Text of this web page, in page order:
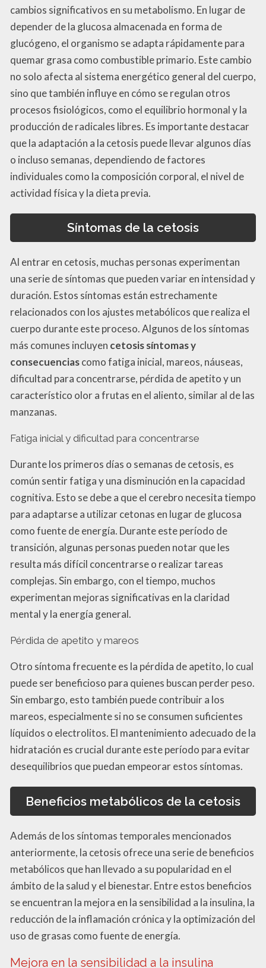
cambios significativos en su metabolismo. En lugar de
depender de la glucosa almacenada en forma de
glucógeno, el organismo se adapta rápidamente para
quemar grasa como combustible primario. Este cambio
no solo afecta al sistema energético general del cuerpo,
sino que también influye en cómo se regulan otros
procesos fisiológicos, como el equilibrio hormonal y la
producción de radicales libres. Es importante destacar
que la adaptación a la cetosis puede llevar algunos días
o incluso semanas, dependiendo de factores
individuales como la composición corporal, el nivel de
actividad física y la dieta previa.
Síntomas de la cetosis
Al entrar en cetosis, muchas personas experimentan
una serie de síntomas que pueden variar en intensidad y
duración. Estos síntomas están estrechamente
relacionados con los ajustes metabólicos que realiza el
cuerpo durante este proceso. Algunos de los síntomas
más comunes incluyen cetosis síntomas y
consecuenciascomo fatiga inicial, mareos, náuseas,
dificultad para concentrarse, pérdida de apetito y un
característico olor a frutas en el aliento, similar al de las
manzanas.
Fatiga inicial y dificultad para concentrarse
Durante los primeros días o semanas de cetosis, es
común sentir fatiga y una disminución en la capacidad
cognitiva. Esto se debe a que el cerebro necesita tiempo
para adaptarse a utilizar cetonas en lugar de glucosa
como fuente de energía. Durante este período de
transición, algunas personas pueden notar que les
resulta más difícil concentrarse o realizar tareas
complejas. Sin embargo, con el tiempo, muchos
experimentan mejoras significativas en la claridad
mental y la energía general.
Pérdida de apetito y mareos
Otro síntoma frecuente es la pérdida de apetito, lo cual
puede ser beneficioso para quienes buscan perder peso.
Sin embargo, esto también puede contribuir a los
mareos, especialmente si no se consumen suficientes
líquidos o electrolitos. El mantenimiento adecuado de la
hidratación es crucial durante este período para evitar
desequilibrios que puedan empeorar estos síntomas.
Beneficios metabólicos de la cetosis
Además de los síntomas temporales mencionados
anteriormente, la cetosis ofrece una serie de beneficios
metabólicos que han llevado a su popularidad en el
ámbito de la salud y el bienestar. Entre estos beneficios
se encuentran la mejora en la sensibilidad a la insulina, la
reducción de la inflamación crónica y la optimización del
uso de grasas como fuente de energía.
Mejora en la sensibilidad a la insulina